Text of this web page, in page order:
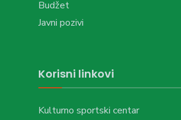
Budžet
Javni pozivi
Korisni linkovi
Kulturno sportski centar